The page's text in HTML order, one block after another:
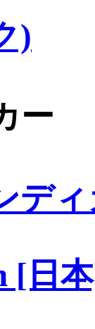
)
ー
デ
[日